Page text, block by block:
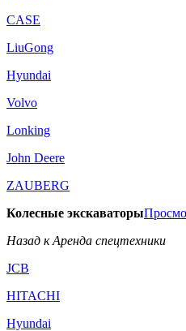
CASE
LiuGong
Hyundai
Volvo
Lonking
John Deere
ZAUBERG
Колесные экскаваторы
Назад к Аренда спецтехники
JCB
HITACHI
Hyundai